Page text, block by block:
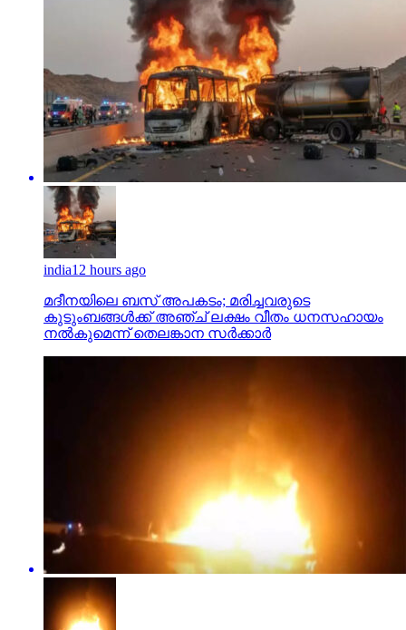
india12 hours ago
മദീനയിലെ ബസ് അപകടം; മരിച്ചവരുടെ
കുടുംബങ്ങള്‍ക്ക് അഞ്ച് ലക്ഷം വീതം ധനസഹായം
നല്‍കുമെന്ന് തെലങ്കാന സര്‍ക്കാര്‍